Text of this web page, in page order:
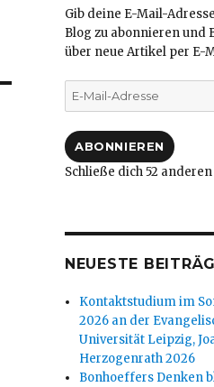
Gib deine E-Mail-
Blog zu abonnieren und
über neue Artikel per E-
E-
Mail-
ABONNIEREN
Schließe dich 52
NEUESTE
Kontaktstudium im
2026 an der
Universität Leipzig,
Herzogenrath 2026
Bonhoeffers Denken